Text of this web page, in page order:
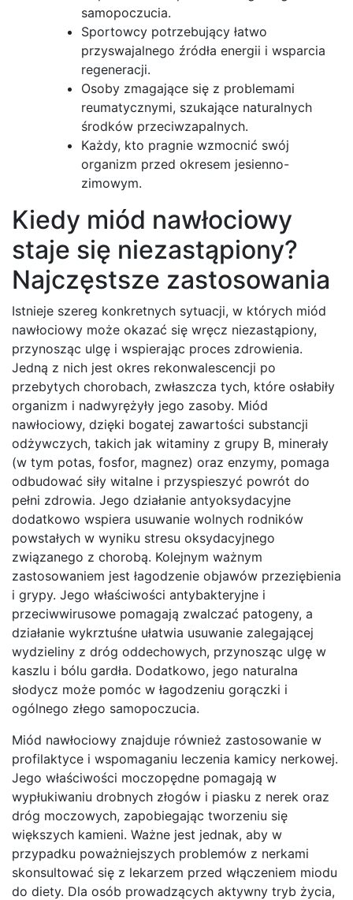
samopoczucia.
Sportowcy potrzebujący łatwo
przyswajalnego źródła energii i wsparcia
regeneracji.
Osoby zmagające się z problemami
reumatycznymi, szukające naturalnych
środków przeciwzapalnych.
Każdy, kto pragnie wzmocnić swój
organizm przed okresem jesienno-
zimowym.
Kiedy miód nawłociowy
staje się niezastąpiony?
Najczęstsze zastosowania
Istnieje szereg konkretnych sytuacji, w których miód
nawłociowy może okazać się wręcz niezastąpiony,
przynosząc ulgę i wspierając proces zdrowienia.
Jedną z nich jest okres rekonwalescencji po
przebytych chorobach, zwłaszcza tych, które osłabiły
organizm i nadwyrężyły jego zasoby. Miód
nawłociowy, dzięki bogatej zawartości substancji
odżywczych, takich jak witaminy z grupy B, minerały
(w tym potas, fosfor, magnez) oraz enzymy, pomaga
odbudować siły witalne i przyspieszyć powrót do
pełni zdrowia. Jego działanie antyoksydacyjne
dodatkowo wspiera usuwanie wolnych rodników
powstałych w wyniku stresu oksydacyjnego
związanego z chorobą. Kolejnym ważnym
zastosowaniem jest łagodzenie objawów przeziębienia
i grypy. Jego właściwości antybakteryjne i
przeciwwirusowe pomagają zwalczać patogeny, a
działanie wykrztuśne ułatwia usuwanie zalegającej
wydzieliny z dróg oddechowych, przynosząc ulgę w
kaszlu i bólu gardła. Dodatkowo, jego naturalna
słodycz może pomóc w łagodzeniu gorączki i
ogólnego złego samopoczucia.
Miód nawłociowy znajduje również zastosowanie w
profilaktyce i wspomaganiu leczenia kamicy nerkowej.
Jego właściwości moczopędne pomagają w
wypłukiwaniu drobnych złogów i piasku z nerek oraz
dróg moczowych, zapobiegając tworzeniu się
większych kamieni. Ważne jest jednak, aby w
przypadku poważniejszych problemów z nerkami
skonsultować się z lekarzem przed włączeniem miodu
do diety. Dla osób prowadzących aktywny tryb życia,